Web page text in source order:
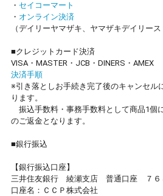
・ セイコーマート
・ オンライン決済
（デイリーヤマザキ、ヤマザキデイリース
■クレジットカード決済
VISA・MASTER・JCB・DINERS・AMEX
決済手順
※引き落としお手続き完了後のキャンセル
ります。
振込手数料・事務手数料として商品1個
のご返金となります。
■銀行振込
【銀行振込口座】
三井住友銀行 綾瀬支店 普通口座 ７６
口座名：ＣＣＰ株式会社